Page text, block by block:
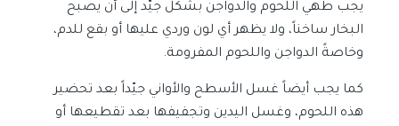
يجب طهي اللحوم والدواجن بشكل جيّد إلى أن يصبح
البخار ساخناً، ولا يظهر أي لون وردي عليها أو بقع للدم،
وخاصةً الدواجن واللحوم المفرومة.
كما يجب أيضاً غسل الأسطح والأواني جيّداً بعد تحضير
هذه اللحوم، وغسل اليدين وتجفيفها بعد تقطيعها أو